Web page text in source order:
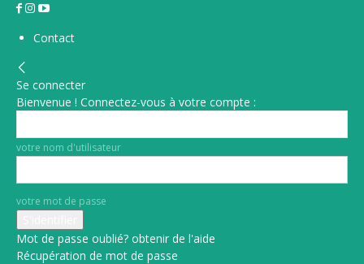
Contact
Se connecter
Bienvenue ! Connectez-vous à votre compte :
votre nom d'utilisateur
votre mot de passe
Mot de passe oublié? obtenir de l'aide
Récupération de mot de passe